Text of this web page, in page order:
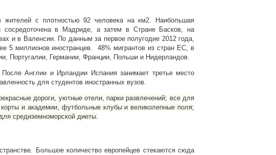
жителей с плотностью 92 человека на км2.
Наибольшая
сосредоточена в Мадриде, а затем в Стране Басков, на
и в Валенсии. По данным за первое полугодие 2012 года,
5 миллионов иностранцев. 48% мигрантов из стран ЕС, в
Португалии, Германии, Франции, Польши и Нидерландов.
После Англии и Ирландии Испания занимает третье место
для студентов иностранных вузов.
дороги, уютные отели, парки развлечений; все для
и академии, футбольные клубы и великолепные поля;
средиземноморской диеты.
Большое количество европейцев стекаются сюда